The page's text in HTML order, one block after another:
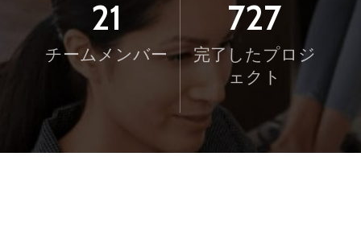
21
チームメンバー
750
完了したプロジ
ェクト